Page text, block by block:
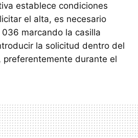
establece condiciones
el alta, es necesario
marcando la casilla
la solicitud dentro del
preferentemente durante el